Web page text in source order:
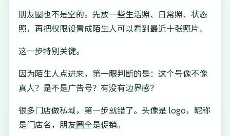
朋友圈也不是空的。先放一些生活照、日常照、状态
照，再把权限设置成陌生人可以看到最近十张照片。
这一步特别关键。
因为陌生人点进来，第一眼判断的是：这个号像不像
真人？是不是广告号？有没有边界感？
很多门店做私域，第一步就错了。头像是 logo，昵称
是门店名，朋友圈全是促销。